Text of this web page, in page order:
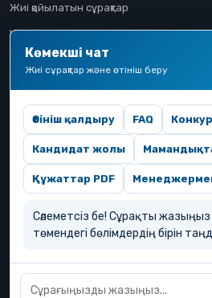
Жиі қойылатын сұрақтар
Конкурстық іріктеу
Үміткер жолы
Көмекші чат
Жиі сұрақтар және өтініш беру
Өтініш қалдыру FAQ
Кандидат жолы
Құжаттар PDF
Сәлеметсіз бе! Сұрақты
төмендегі бөлімдердің бірін